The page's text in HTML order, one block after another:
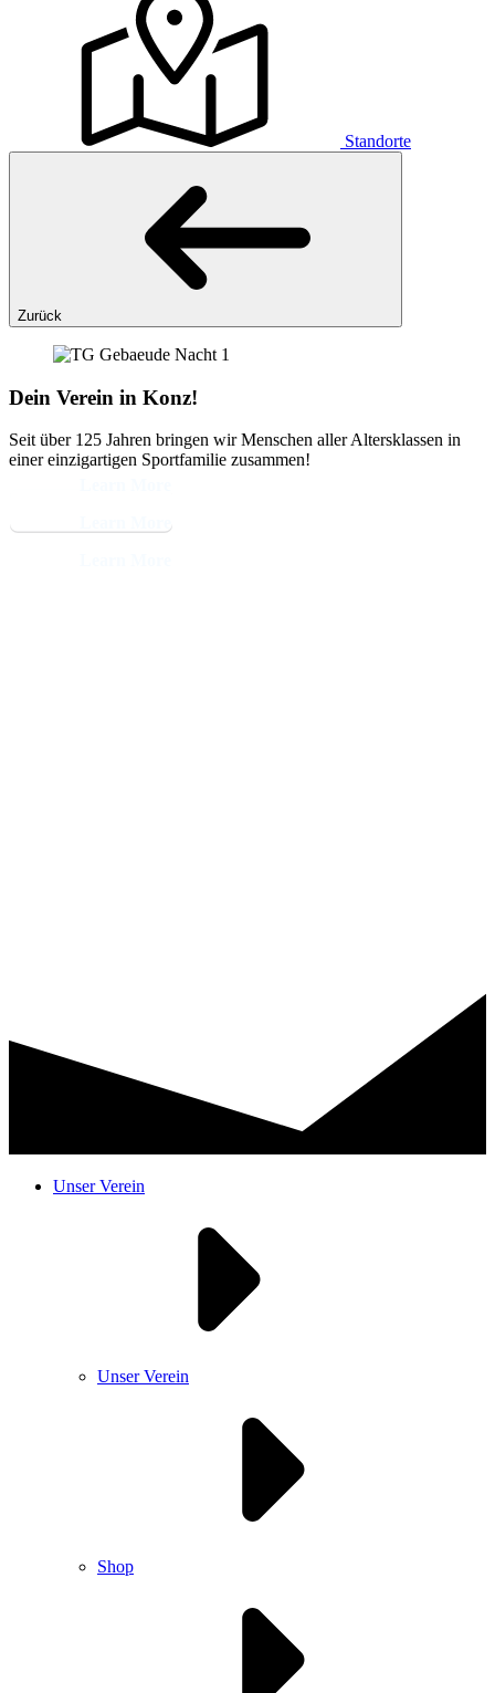
Standorte
Zurück
Dein Verein in Konz!
Seit über 125 Jahren bringen wir Menschen aller Altersklassen in
einer einzigartigen Sportfamilie zusammen!
Unser Verein
Unser Verein
Shop